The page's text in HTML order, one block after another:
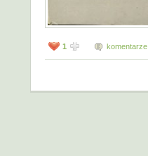
1 komentarze